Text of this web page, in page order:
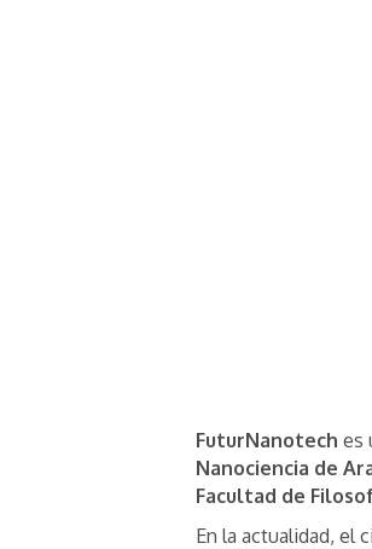
FuturNanotech es
Nanociencia de
Facultad de
En la actualidad, el